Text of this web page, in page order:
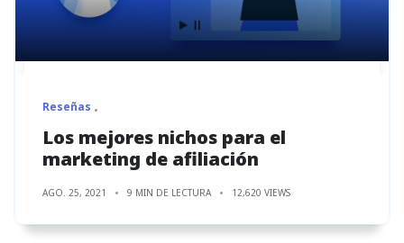
Reseñas
Los mejores nichos para el
marketing de afiliación
AGO. 25, 2021 9 MIN DE LECTURA 12,620 VIEWS